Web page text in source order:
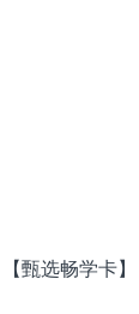
甄选畅学卡】